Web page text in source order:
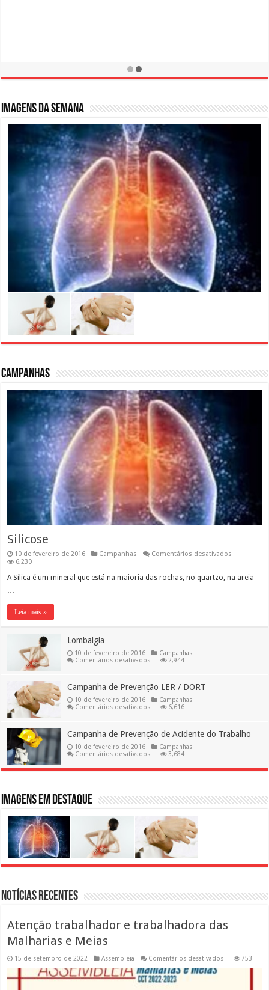
Imagens da semana
Campanhas
Silicose
10 de fevereiro de 2016 Campanhas Comentários desativados
6,230
A Sílica é um mineral que está na maioria das rochas, no quartzo, na areia
Leia mais »
Lombalgia
10 de fevereiro de 2016
Campanhas
Comentários desativadosem
2,944
Campanha de Prevenção LER / DORT
10 de fevereiro de 2016
Campanhas
Comentários desativadosem
LER
DORT
6,616
Campanha de Prevenção de Acidente do Trabalho
10 de fevereiro de 2016
Campanhas
Comentários desativadosem
de
do
Trabalho
3,684
Imagens em destaque
Notícias Recentes
Atenção trabalhador e trabalhadora das
Malharias e Meias
15 de setembro de 2022 Assembléia Comentários desativadosem
753